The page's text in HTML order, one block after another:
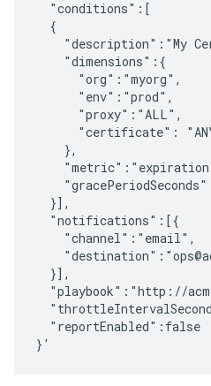
  "conditions":[
  {
"description":"My
    "dimensions":{
      "org":"myorg",
      "env":"prod",
      "proxy":"ALL",
"certificate":
    },
  }],
  "notifications":[{
    "channel":"email",
  }],
"playbook":"http://
  "reportEnabled":false